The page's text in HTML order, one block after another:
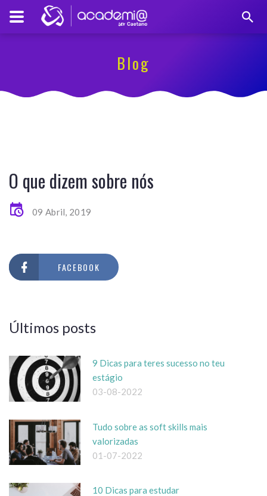
Blog
O que dizem sobre nós
09 Abril, 2019
FACEBOOK
Últimos posts
9 Dicas para teres sucesso no teu
estágio
03-08-2022
Tudo sobre as soft skills mais
valorizadas
01-07-2022
10 Dicas para estudar